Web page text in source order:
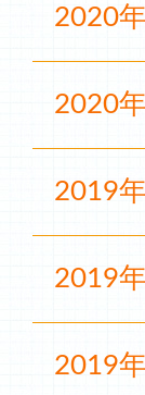
2020
2020
2019
2019
2019